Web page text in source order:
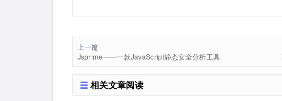
上一篇
Jsprime——一款JavaScript静态安全分析工具
相关文章阅读